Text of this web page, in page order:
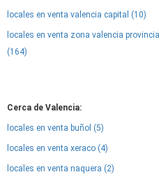
locales en venta valencia capital (10)
locales en venta zona valencia provincia
(164)
Cerca de Valencia:
locales en venta buñol (5)
locales en venta xeraco (4)
locales en venta naquera (2)